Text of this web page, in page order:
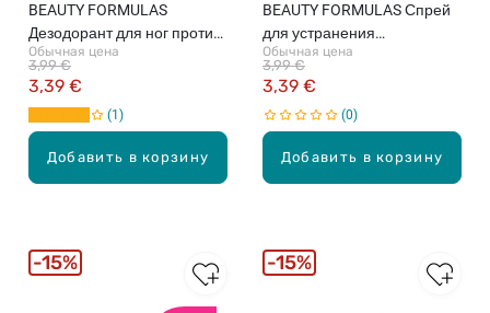
Добавить в корзину
BEAUTY FORMULAS
Дезодорант для ног против
неприятного запаха, 150мл
Обычная цена
3,39 €
3,99 €
1
Добавить в корзину
BEAUTY FORMULAS Спрей
для устранения
неприятного запаха в
обуви, 150мл
Обычная цена
3,39 €
3,99 €
0
15% 15%